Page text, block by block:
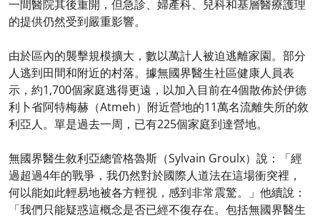
一間醫院其後重開，但急診、婦產科、兒科和基層醫療護理
的提供仍然受到嚴重影響。
由於區內的襲擊規模擴大，數以萬計人被迫逃離家園。部分
人逃到田間和附近的村落。據無國界醫生社區健康人員表
示，約1,700個家庭逃得更遠，以加入目前在4個散佈於伊德
利卜省阿特梅赫（Atmeh）附近營地的11萬名流離失所的敘
利亞人。單是過去一周，已有225個家庭到達營地。
無國界醫生敘利亞總管格魯斯（Sylvain Groulx）說：「經
過超過4年的戰爭，我仍然對於國際人道法在這場衝突裡，
何以能如此輕易地被各方輕視，感到非常震驚。」他續說：
「我們只能疑惑這概念是否已經不復存在。包括無國界醫生